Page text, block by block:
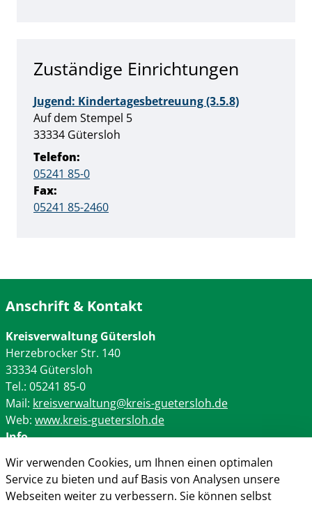
Zuständige Einrichtungen
Jugend: Kindertagesbetreuung (3.5.8)
Straße:
Auf dem Stempel Hausnummer:
5
PLZ:
33334 Ort:
Gütersloh
Telefon:
05241 85-0
Fax:
05241 85-2460
Anschrift & Kontakt
Kreisverwaltung Gütersloh
Herzebrocker Str. 140
33334 Gütersloh
Tel.: 05241 85-0
Mail: kreisverwaltung@kreis-guetersloh.de
Web: www.kreis-guetersloh.de
Info
Impressum
Datenschutz
Kontakt
Wir verwenden Cookies, um Ihnen einen optimalen
Service zu bieten und auf Basis von Analysen unsere
Webseiten weiter zu verbessern. Sie können selbst